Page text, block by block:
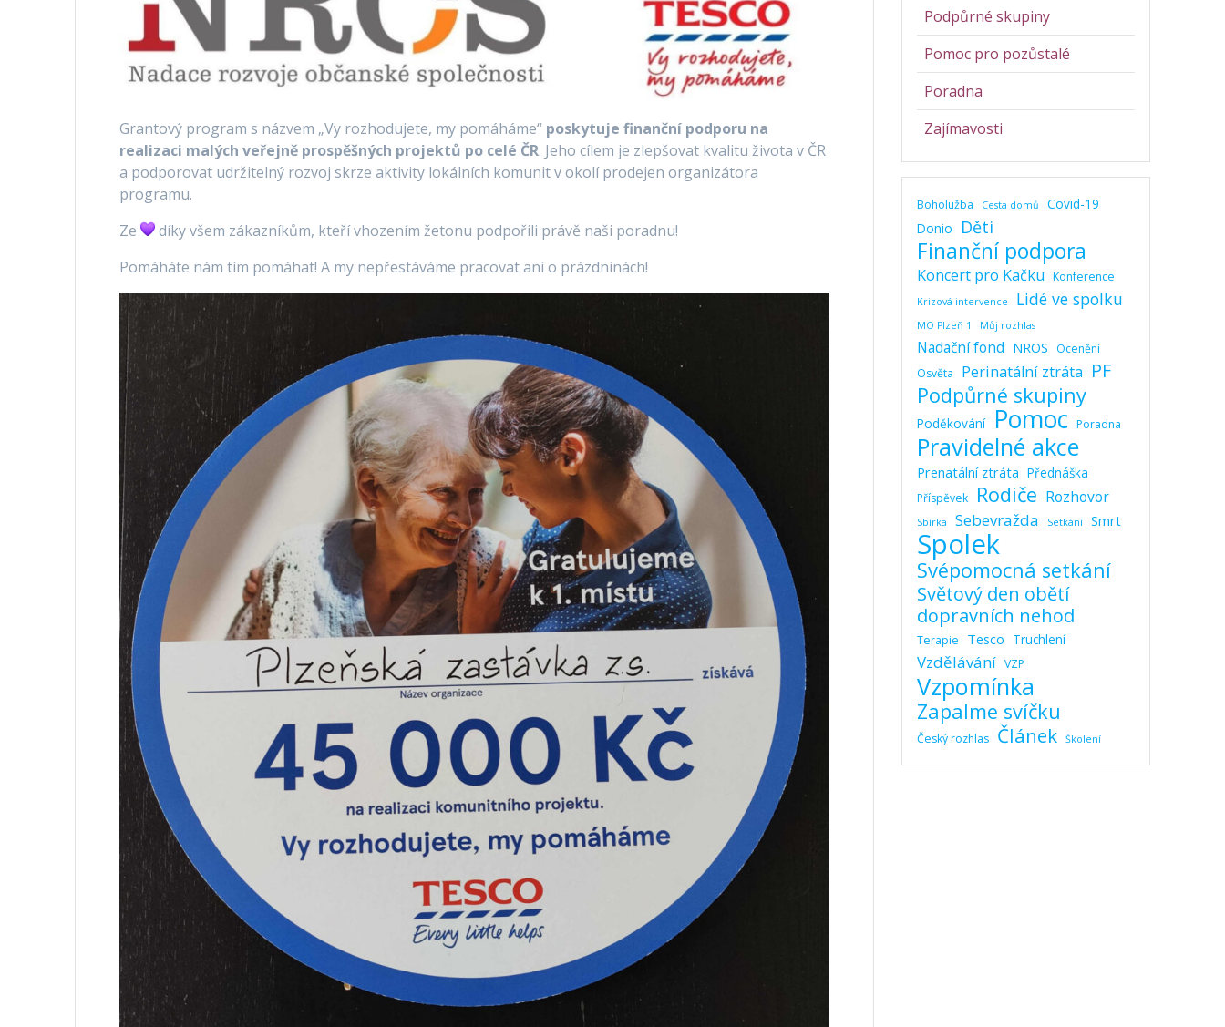
Grantový program s názvem „Vy rozhodujete, my pomáháme“ poskytuje finanční podporu na
realizaci malých veřejně prospěšných projektů po celé ČR. Jeho cílem je zlepšovat kvalitu života v ČR
a podporovat udržitelný rozvoj skrze aktivity lokálních komunit v okolí prodejen organizátora
programu.
Ze
díky všem zákazníkům, kteří vhozením žetonu podpořili právě naši poradnu!
Pomáháte nám tím pomáhat! A my nepřestáváme pracovat ani o prázdninách!
Podpůrné skupiny
Pomoc pro pozůstalé
Poradna
Zajímavosti
Boholužba Cesta domů
Covid-19
Donio
Děti
Finanční podpora
Koncert pro Kačku Konference
Krizová intervence Lidé ve spolku
MO Plzeň 1 Můj rozhlas
Nadační fond NROS
Ocenění
Osvěta
Perinatální ztráta PF
Podpůrné skupiny
Poděkování Pomoc Poradna
Pravidelné akce
Prenatální ztráta Přednáška
Příspěvek Rodiče Rozhovor
Sbírka Sebevražda Setkání Smrt
Spolek
Svépomocná setkání
Světový den obětí
dopravních nehod
Terapie Tesco Truchlení
Vzdělávání VZP
Vzpomínka
Zapalme svíčku
Český rozhlas Článek Školení